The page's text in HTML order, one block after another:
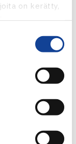
on kerätty,